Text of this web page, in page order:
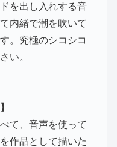
を出し入れする音
内緒で潮を吹いて
。究極のシコシコ
い。
て、音声を使って
作品として描いた